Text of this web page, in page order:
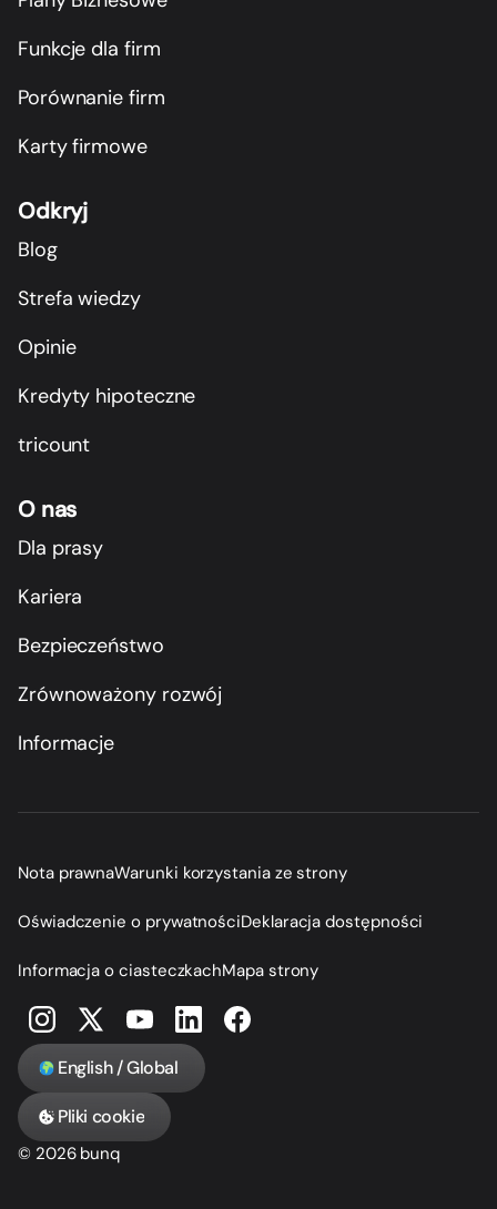
Funkcje dla firm
Porównanie firm
Karty firmowe
Odkryj
Blog
Strefa wiedzy
Opinie
Kredyty hipoteczne
tricount
O nas
Dla prasy
Kariera
Bezpieczeństwo
Zrównoważony rozwój
Informacje
Nota prawnaWarunki korzystania ze strony
Oświadczenie o prywatnościDeklaracja dostępności
Informacja o ciasteczkachMapa strony
English / Global
Pliki cookie
© 2026 bunq